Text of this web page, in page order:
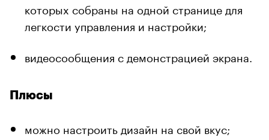
которых собраны на одной странице для
легкости управления и настройки;
видеосообщения с демонстрацией экрана.
Плюсы
можно настроить дизайн на свой вкус;